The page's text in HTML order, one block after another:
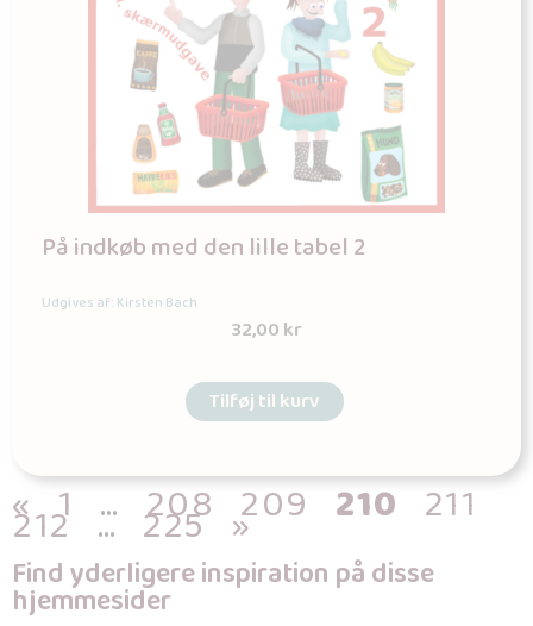
På indkøb med den lille tabel 2
Udgives af: Kirsten Bach
32,00kr
Tilføj til kurv
« 1 … 208 209 210 211
212 … 225 »
Find yderligere inspiration på disse
hjemmesider